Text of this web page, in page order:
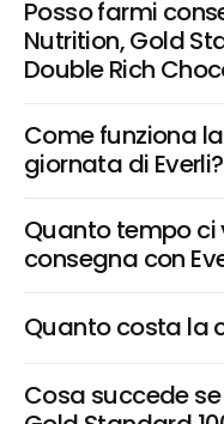
Posso farmi
Nutrition, Gold
Double Rich
Come funziona
giornata di Everli?
Quanto tempo ci
consegna con
Quanto costa la
Cosa succede